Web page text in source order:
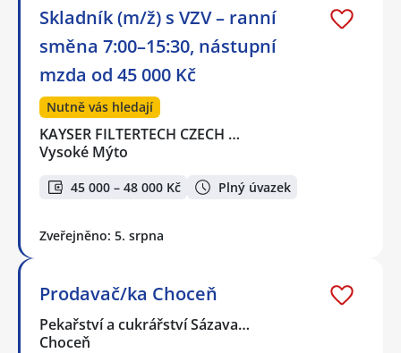
Skladník (m/ž) s VZV – ranní
směna 7:00–15:30, nástupní
mzda od 45 000 Kč
Nutně vás hledají
KAYSER FILTERTECH CZECH …
Vysoké Mýto
45 000 – 48 000 Kč Plný úvazek
Zveřejněno: 5. srpna
Prodavač/ka Choceň
Pekařství a cukrářství Sázava…
Choceň